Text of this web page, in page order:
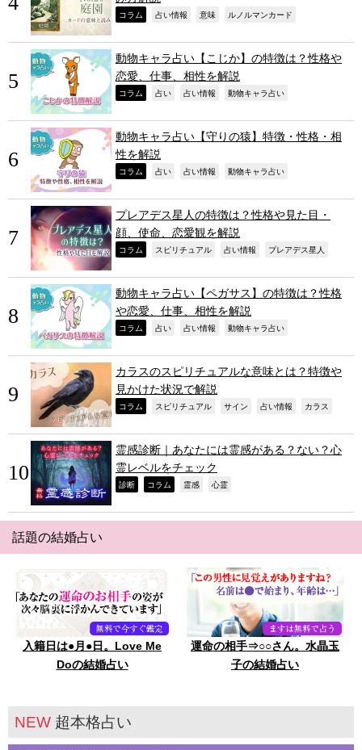
コラム 占い情報 意味 ルノルマンカード
動物キャラ占い【こじか】の特徴は？性格や
恋愛、仕事、相性を解説
コラム 占い 占い情報 動物キャラ占い
動物キャラ占い【守りの猿】特徴・性格・相
性を解説
コラム 占い 占い情報 動物キャラ占い
プレアデス星人の特徴は？性格や見た目・
顔、使命、恋愛観を解説
コラム スピリチュアル 占い情報 プレアデス星人
動物キャラ占い【ペガサス】の特徴は？性格
や恋愛、仕事、相性を解説
コラム 占い 占い情報 動物キャラ占い
カラスのスピリチュアルな意味とは？特徴や
見かけた状況で解説
コラム スピリチュアル サイン 占い情報 カラス
霊感診断｜あなたには霊感がある？ない？心
霊レベルをチェック
診断 コラム 霊感 心霊
話題の結婚占い
入籍日は●月●日。Love Me
Doの結婚占い
運命の相手⇒○○さん。水晶玉
子の結婚占い
NEW 超本格占い